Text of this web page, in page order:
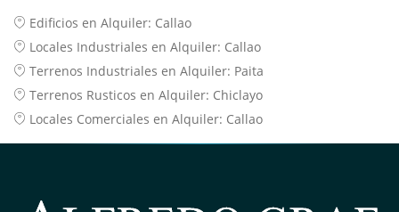
Edificios en Alquiler: Callao
Locales Industriales en Alquiler: Callao
Terrenos Industriales en Alquiler: Paita
Terrenos Rusticos en Alquiler: Chiclayo
Locales Comerciales en Alquiler: Callao